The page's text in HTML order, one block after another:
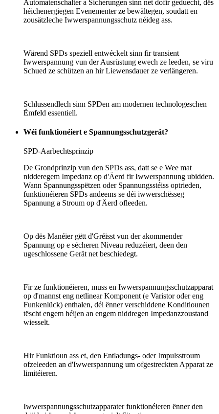
Automatenschalter a Sicherungen sinn net dofir geduecht, dës
héichenergiegen Evenementer ze bewältegen, soudatt en
zousätzleche Iwwerspannungsschutz néideg ass.
Wärend SPDs speziell entwéckelt sinn fir transient
Iwwerspannung vun der Ausrüstung ewech ze leeden, se viru
Schued ze schützen an hir Liewensdauer ze verlängeren.
Schlussendlech sinn SPDen am modernen technologeschen
Ëmfeld essentiell.
Wéi funktionéiert e Spannungsschutzgerät?
SPD-Aarbechtsprinzip
De Grondprinzip vun den SPDs ass, datt se e Wee mat
nidderegem Impedanz op d'Äerd fir Iwwerspannung ubidden.
Wann Spannungsspëtzen oder Spannungsstéiss optrieden,
funktionéieren SPDs andeems se déi iwwerschësseg
Spannung a Stroum op d'Äerd ofleeden.
Op dës Manéier gëtt d'Gréisst vun der akommender
Spannung op e sécheren Niveau reduzéiert, deen den
ugeschlossene Gerät net beschiedegt.
Fir ze funktionéieren, muss en Iwwerspannungsschutzapparat
op d'mannst eng netlinear Komponent (e Varistor oder eng
Funkenlück) enthalen, déi ënner verschiddene Konditiounen
tëscht engem héijen an engem niddregen Impedanzzoustand
wiesselt.
Hir Funktioun ass et, den Entladungs- oder Impulsstroum
ofzeleeden an d'Iwwerspannung um ofgestreckten Apparat ze
limitéieren.
Iwwerspannungsschutzapparater funktionéieren ënner den